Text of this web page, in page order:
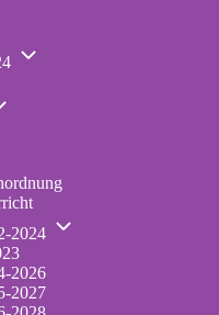
2030
Unternavigation
2024
Unternavigation
2026
2027